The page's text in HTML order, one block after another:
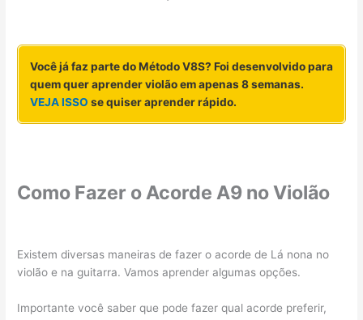
Você já faz parte do Método V8S? Foi desenvolvido para
quem quer aprender violão em apenas 8 semanas.
VEJA ISSO se quiser aprender rápido.
Como Fazer o Acorde A9 no Violão
Existem diversas maneiras de fazer o acorde de Lá nona no
violão e na guitarra. Vamos aprender algumas opções.
Importante você saber que pode fazer qual acorde preferir,